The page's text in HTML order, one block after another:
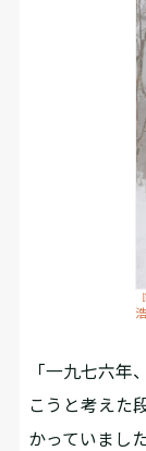
「一九七六
こうと考えた
かっていまし